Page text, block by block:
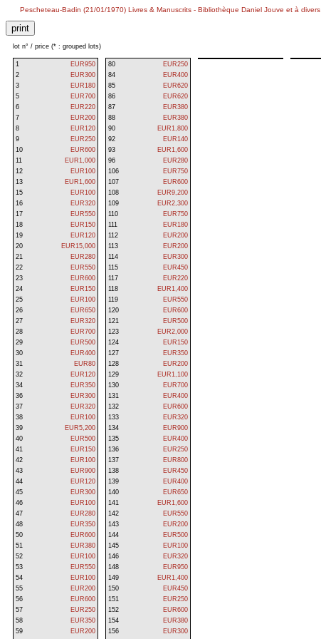
Pescheteau-Badin (21/01/1970) Livres & Manuscrits - Bibliothèque Daniel Jouve et à divers
lot n° / price (* : grouped lots)
1
EUR950
2
EUR300
3
EUR180
5
EUR700
6
EUR220
7
EUR200
8
EUR120
9
EUR250
10
EUR600
11
EUR1,000
12
EUR100
13
EUR1,600
15
EUR100
16
EUR320
17
EUR550
18
EUR150
19
EUR120
20
EUR15,000
21
EUR280
22
EUR550
23
EUR600
24
EUR150
25
EUR100
26
EUR650
27
EUR320
28
EUR700
29
EUR500
30
EUR400
31
EUR80
32
EUR120
34
EUR350
36
EUR300
37
EUR320
38
EUR100
39
EUR5,200
40
EUR500
41
EUR150
42
EUR100
43
EUR900
44
EUR120
45
EUR300
46
EUR100
47
EUR280
48
EUR350
50
EUR600
51
EUR380
52
EUR100
53
EUR550
54
EUR100
55
EUR200
56
EUR600
57
EUR250
58
EUR350
59
EUR200
80
EUR250
84
EUR400
85
EUR620
86
EUR620
87
EUR380
88
EUR380
90
EUR1,800
92
EUR140
93
EUR1,600
96
EUR280
106
EUR750
107
EUR600
108
EUR9,200
109
EUR2,300
110
EUR750
111
EUR180
112
EUR200
113
EUR200
114
EUR300
115
EUR450
117
EUR220
118
EUR1,400
119
EUR550
120
EUR600
121
EUR500
123
EUR2,000
124
EUR150
127
EUR350
128
EUR200
129
EUR1,100
130
EUR700
131
EUR400
132
EUR600
133
EUR320
134
EUR900
135
EUR400
136
EUR250
137
EUR800
138
EUR450
139
EUR400
140
EUR650
141
EUR1,600
142
EUR550
143
EUR200
144
EUR500
145
EUR100
146
EUR320
148
EUR950
149
EUR1,400
150
EUR450
151
EUR250
152
EUR600
154
EUR380
156
EUR300